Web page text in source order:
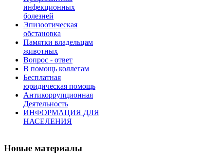
инфекционных
болезней
Эпизоотическая
обстановка
Памятки владельцам
животных
Вопроc - ответ
В помощь коллегам
Бесплатная
юридическая помощь
Антикоррупционная
Деятельность
ИНФОРМАЦИЯ ДЛЯ
НАСЕЛЕНИЯ
Новые материалы